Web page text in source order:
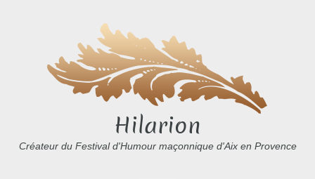
Hilarion
Créateur du Festival d'Humour maçonnique d'Aix en Provence